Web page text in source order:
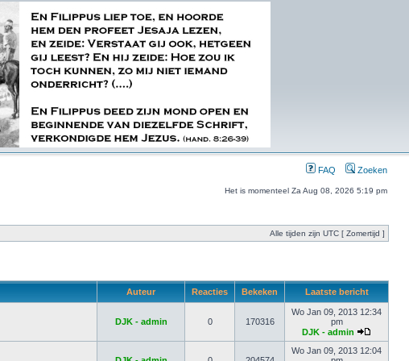
FAQ Zoeken
Het is momenteel Za Aug 08, 2026 5:19 pm
Alle tijden zijn UTC [ Zomertijd ]
Auteur Reacties Bekeken Laatste bericht
DJK - admin 0 170316
Wo Jan 09, 2013 12:34
pm
DJK - admin
Wo Jan 09, 2013 12:04